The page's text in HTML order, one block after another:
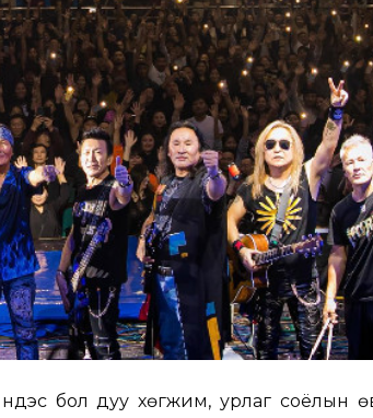
бол дуу хөгжим, урлагсоёлын